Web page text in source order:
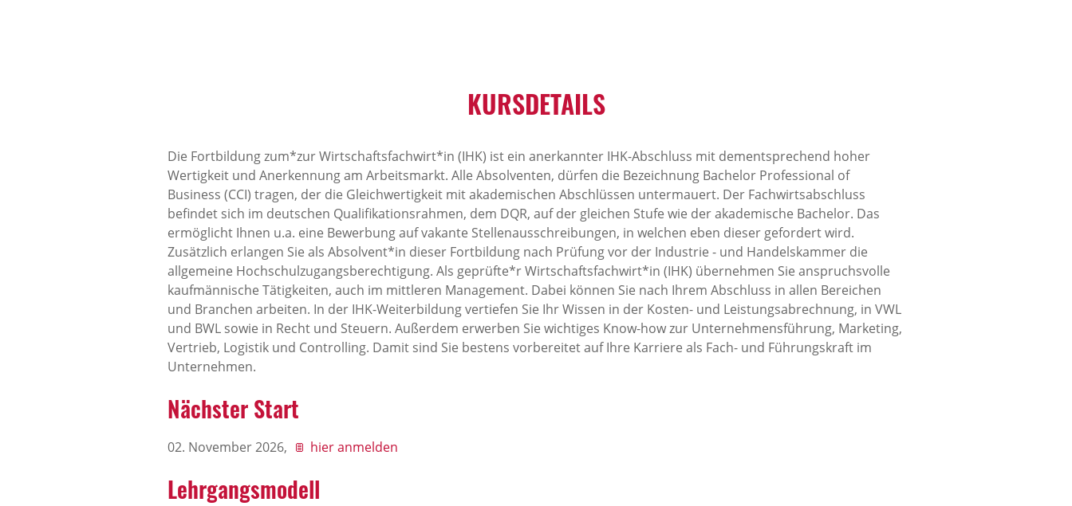
KURSDETAILS
Die Fortbildung zum*zur Wirtschaftsfachwirt*in (IHK) ist ein anerkannter IHK-Abschluss mit dementsprechend hoher
Wertigkeit und Anerkennung am Arbeitsmarkt. Alle Absolventen, dürfen die Bezeichnung Bachelor Professional of
Business (CCI) tragen, der die Gleichwertigkeit mit akademischen Abschlüssen untermauert. Der Fachwirtsabschluss
befindet sich im deutschen Qualifikationsrahmen, dem DQR, auf der gleichen Stufe wie der akademische Bachelor. Das
ermöglicht Ihnen u.a. eine Bewerbung auf vakante Stellenausschreibungen, in welchen eben dieser gefordert wird.
Zusätzlich erlangen Sie als Absolvent*in dieser Fortbildung nach Prüfung vor der Industrie - und Handelskammer die
allgemeine Hochschulzugangsberechtigung. Als geprüfte*r Wirtschaftsfachwirt*in (IHK) übernehmen Sie anspruchsvolle
kaufmännische Tätigkeiten, auch im mittleren Management. Dabei können Sie nach Ihrem Abschluss in allen Bereichen
und Branchen arbeiten. In der IHK-Weiterbildung vertiefen Sie Ihr Wissen in der Kosten- und Leistungsabrechnung, in VWL
und BWL sowie in Recht und Steuern. Außerdem erwerben Sie wichtiges Know-how zur Unternehmensführung, Marketing,
Vertrieb, Logistik und Controlling. Damit sind Sie bestens vorbereitet auf Ihre Karriere als Fach- und Führungskraft im
Unternehmen.
Nächster Start
02. November 2026, hier anmelden
Lehrgangsmodell